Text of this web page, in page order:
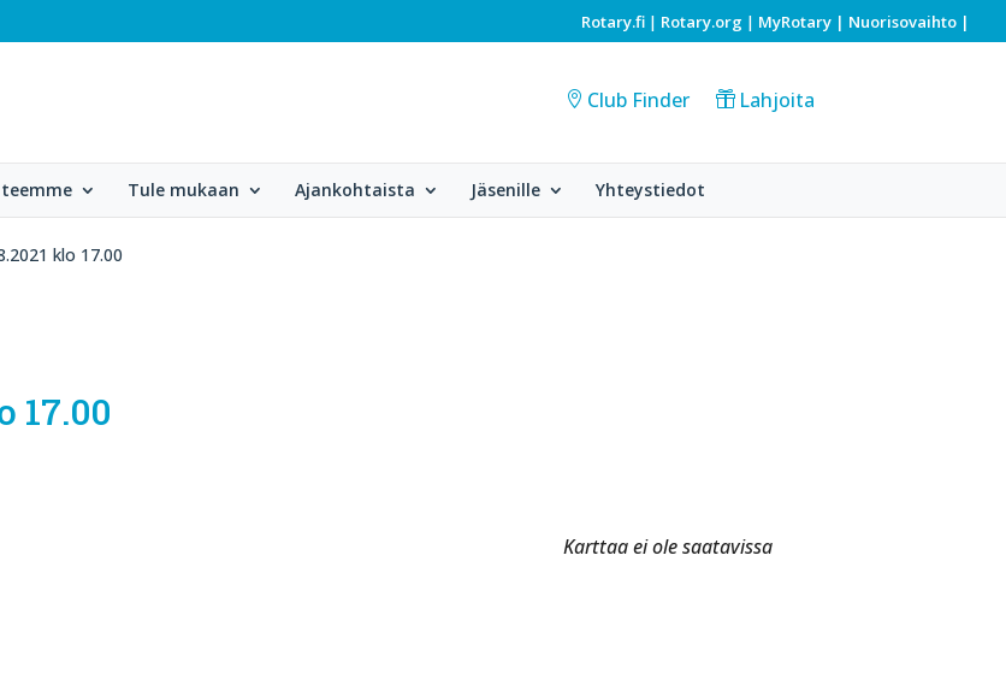
Rotary.fi | Rotary.org | MyRotary | Nuorisovaihto |
Club Finder Lahjoita
Tule mukaan Ajankohtaista Jäsenille Yhteystiedot
klo 17.00
17.00
Karttaa ei ole saatavissa